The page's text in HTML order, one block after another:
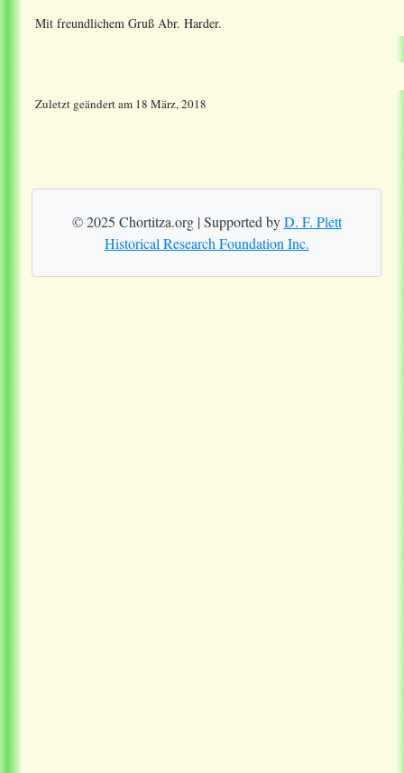
Mit freundlichem Gruß Abr. Harder.
Zuletzt geändertam 18 März, 2018
© 2025 Chortitza.org | Supported byD. F. Plett
Historical Research Foundation Inc.